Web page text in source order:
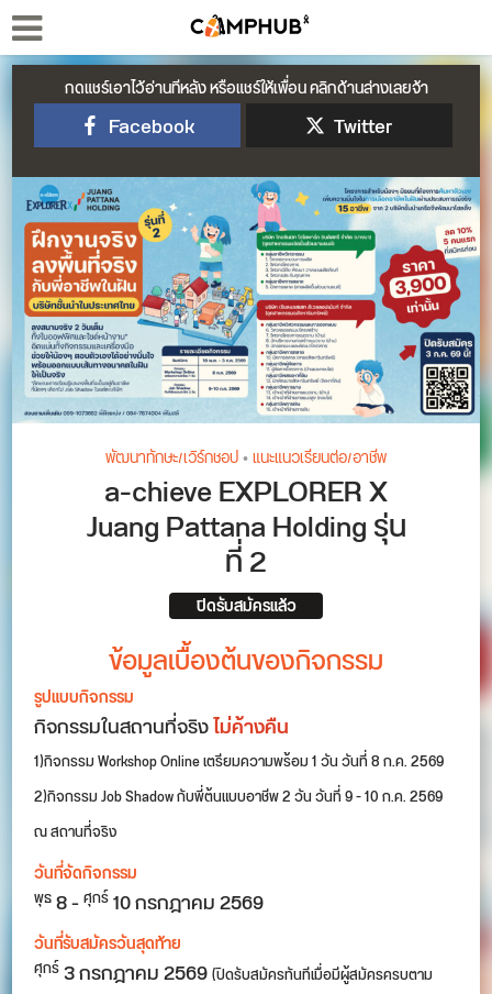
กดแชร์เอาไว้อ่านทีหลัง หรือแชร์ให้เพื่อน คลิกด้านล่างเลยจ้า
Facebook Twitter
พัฒนาทักษะ/เวิร์กชอป•แนะแนวเรียนต่อ/อาชีพ
a-chieve EXPLORER X
Juang Pattana Holding รุ่น
ที่ 2
ปิดรับสมัครแล้ว
ข้อมูลเบื้องต้นของกิจกรรม
รูปแบบกิจกรรม
กิจกรรมในสถานที่จริงไม่ค้างคืน
1)กิจกรรม Workshop Online เตรียมความพร้อม 1 วัน วันที่ 8 ก.ค. 2569
2)กิจกรรม Job Shadow กับพี่ต้นแบบอาชีพ 2 วัน วันที่ 9 - 10 ก.ค. 2569
ณ สถานที่จริง
วันที่จัดกิจกรรม
พุธ8-ศุกร์10กรกฎาคม 2569
วันที่รับสมัครวันสุดท้าย
ศุกร์3 กรกฎาคม 2569(ปิดรับสมัครทันทีเมื่อมีผู้สมัครครบตาม